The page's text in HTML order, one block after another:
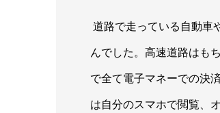
道路で走っている自動車
んでした。高速道路はも
で全て電子マネーでの決
は自分のスマホで閲覧、